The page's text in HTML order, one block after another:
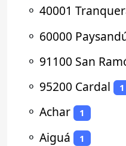
⚬ 40001
⚬ 60000
⚬ 91100 San
⚬ 95200 Cardal 1
⚬ Achar 1
⚬ Aiguá 1